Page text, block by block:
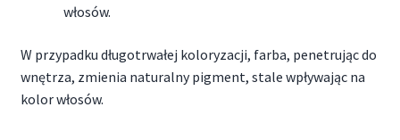
włosów.
W przypadku długotrwałej koloryzacji, farba, penetrując do
wnętrza, zmienia naturalny pigment, stale wpływając na
kolor włosów.